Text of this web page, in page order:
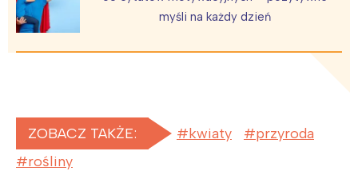
myśli na każdy dzień
ZOBACZ TAKŻE: kwiaty
przyroda
rośliny